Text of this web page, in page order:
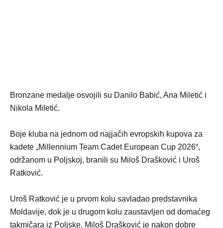
Bronzane medalje osvojili su Danilo Babić, Ana Miletić i
Nikola Miletić.
Boje kluba na jednom od najjačih evropskih kupova za
kadete „Millennium Team Cadet European Cup 2026“,
održanom u Poljskoj, branili su Miloš Drašković i Uroš
Ratković.
Uroš Ratković je u prvom kolu savladao predstavnika
Moldavije, dok je u drugom kolu zaustavljen od domaćeg
takmičara iz Poljske. Miloš Drašković je nakon dobre